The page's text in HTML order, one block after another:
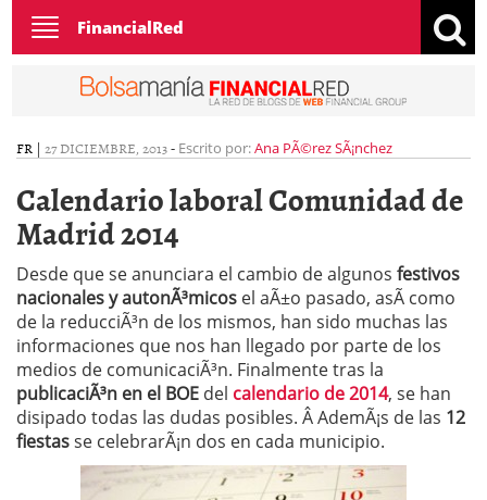
Toggle
navigation
FinancialRed
FR | 27 DICIEMBRE, 2013- Escrito por:Ana PÃ©rez SÃ¡nchez
Calendario laboral Comunidad de
Madrid 2014
Desde que se anunciara el cambio de algunos festivos
nacionales y autonÃ³micos el aÃ±o pasado, asÃ­ como
de la reducciÃ³n de los mismos, han sido muchas las
informaciones que nos han llegado por parte de los
medios de comunicaciÃ³n. Finalmente tras la
publicaciÃ³n en el BOE del calendario de 2014, se han
disipado todas las dudas posibles. Â AdemÃ¡s de las 12
fiestasse celebrarÃ¡n dos en cada municipio.